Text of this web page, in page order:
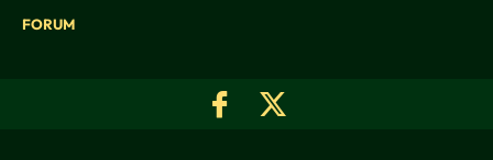
FORUM